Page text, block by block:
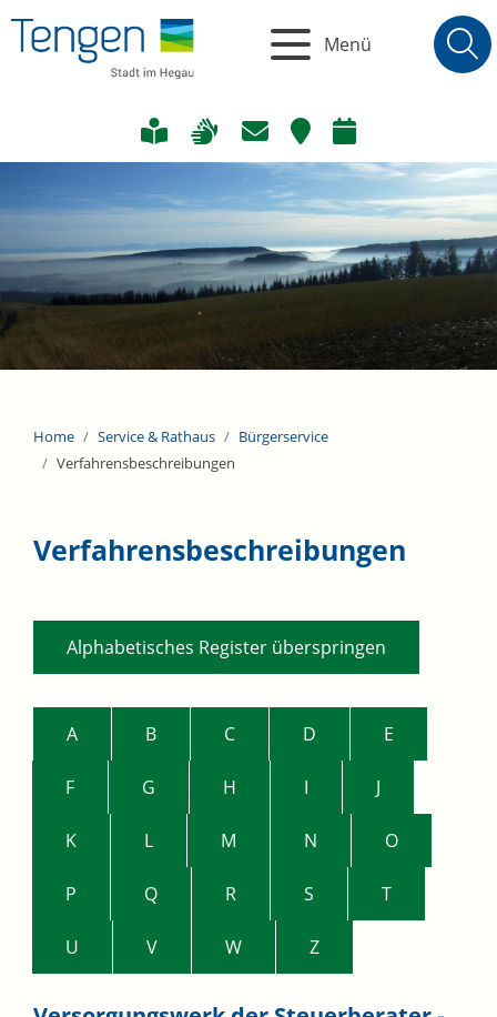
Menü
Home Service & Rathaus
Bürgerservice
Verfahrensbeschreibungen
Verfahrensbeschreibungen
Alphabetisches Register überspringen
A B C D E
F G H I J
K L M N O
P Q R S T
U V W Z